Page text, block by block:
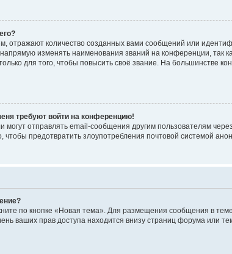
отражают количество созданных вами сообщений или
изменять наименования званий на конференции, так
для того, чтобы повысить своё звание. На большинстве
требуют войти на конференцию!
могут отправлять email-сообщения другим пользователям
чтобы предотвратить злоупотребления почтовой системой
по кнопке «Новая тема». Для размещения сообщения в
ваших прав доступа находится внизу страниц форума или